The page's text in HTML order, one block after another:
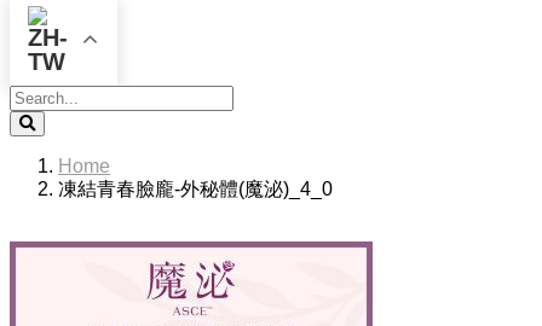
Search
Home
凍結青春臉龐-外秘體(魔泌)_4_0